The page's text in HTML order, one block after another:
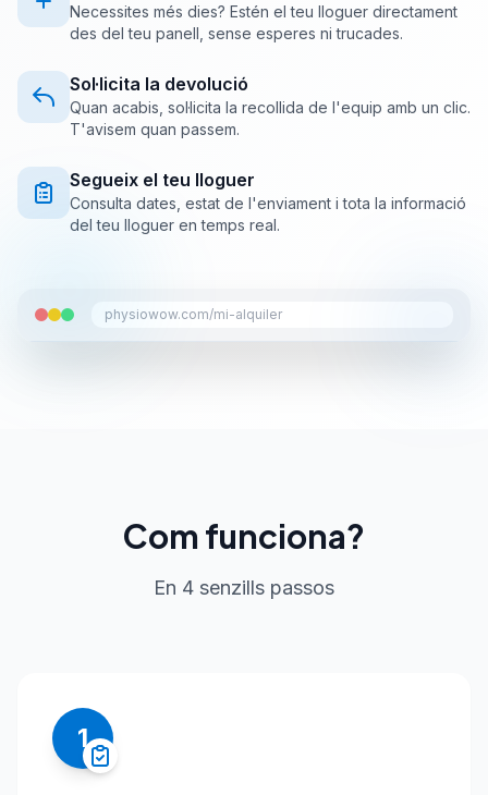
Necessites més dies? Estén el teu lloguer directament
des del teu panell, sense esperes ni trucades.
Sol·licita la devolució
Quan acabis, sol·licita la recollida de l'equip amb un clic.
T'avisem quan passem.
Segueix el teu lloguer
Consulta dates, estat de l'enviament i tota la informació
del teu lloguer en temps real.
physiowow.com/mi-alquiler
Com funciona?
En 4 senzills passos
1